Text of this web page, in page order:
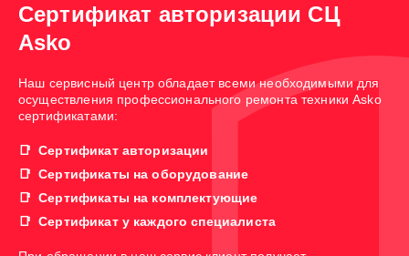
Сертификат авторизации СЦ
Asko
Наш сервисный центр обладает всеми необходимыми для
осуществления профессионального ремонта техники Asko
сертификатами:
Сертификат авторизации
Сертификаты на оборудование
Сертификаты на комплектующие
Сертификат у каждого специалиста